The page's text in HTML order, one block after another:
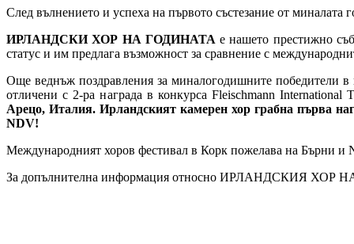
След вълнението и успеха на първото състезание от миналата
ИРЛАНДСКИ ХОР НА ГОДИНАТА е нашето престижно
статус и им предлага възможност за сравнение с
Още веднъж поздравления за миналогодишните
отличени с 2-ра награда в конкурса Fleischmann International
Арецо, Италия. Ирландският камерен хор грабна първа
NDV!
Международният хоров фестивал в Корк пожелава на Бърни и
За допълнителна информация относно ИРЛАНДСКИЯ ХОР